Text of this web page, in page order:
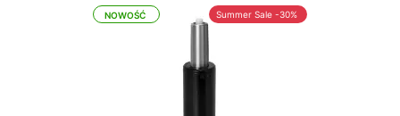
Summer Sale -30%
NOWOŚĆ